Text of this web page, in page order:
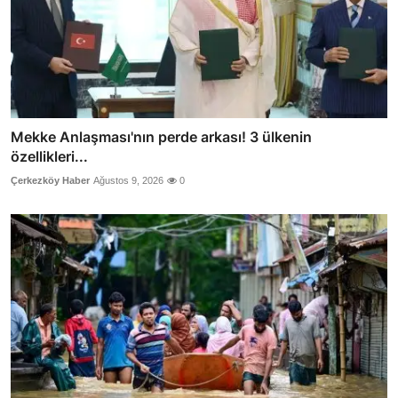
Mekke Anlaşması'nın perde arkası! 3 ülkenin
özellikleri...
Çerkezköy Haber Ağustos 9, 2026 0